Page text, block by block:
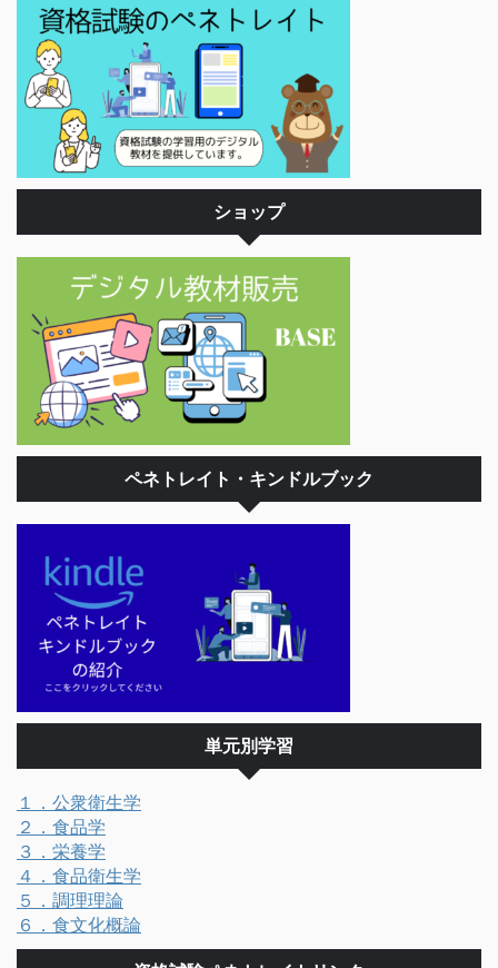
ショップ
ペネトレイト・キンドルブック
単元別学習
１．公衆衛生学
２．食品学
３．栄養学
４．食品衛生学
５．調理理論
６．食文化概論